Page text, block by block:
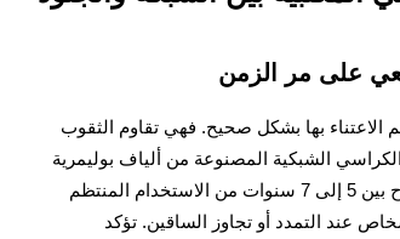
على مر الزمن
الجلدية عالية الجودة من 8 إلى 12 عامًا إذا تم الاعتناء بها بشكل صحيح. فهي تقاوم الثقوب
الشبكية المصنوعة من ألياف بوليمرية
من الدرجة التجارية بسماكة لا تقل عن 1.5 مم، فهي عادة تصمد لمدة تتراوح بين 5 إلى 7 سنوات من الاستخدام المنتظم
عند التمدد أو تجاوز الساقين. تؤكد